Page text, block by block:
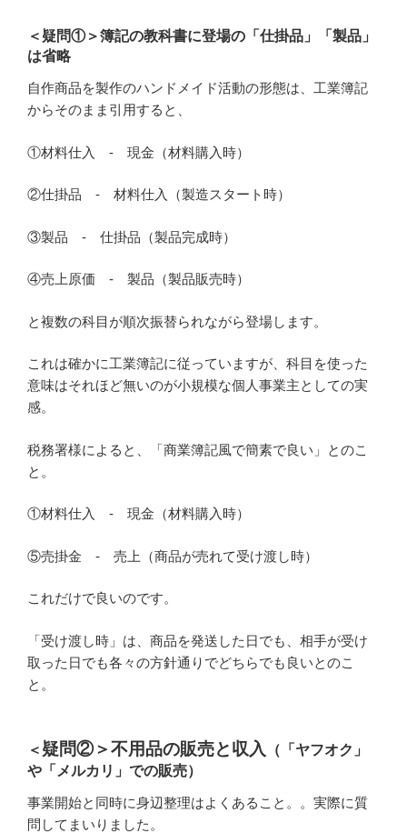
＜疑問①＞簿記の教科書に登場の「仕掛品」「製品」
は省略
自作商品を製作のハンドメイド活動の形態は、工業簿記
からそのまま引用すると、
①材料仕入 - 現金（材料購入時）
②仕掛品 - 材料仕入（製造スタート時）
③製品 - 仕掛品（製品完成時）
④売上原価 - 製品（製品販売時）
と複数の科目が順次振替られながら登場します。
これは確かに工業簿記に従っていますが、科目を使った
意味はそれほど無いのが小規模な個人事業主としての実
感。
税務署様によると、「商業簿記風で簡素で良い」とのこ
と。
①材料仕入 - 現金（材料購入時）
⑤売掛金 - 売上（商品が売れて受け渡し時）
これだけで良いのです。
「受け渡し時」は、商品を発送した日でも、相手が受け
取った日でも各々の方針通りでどちらでも良いとのこ
と。
＜ 疑問②＞不用品の販売と収入
（「ヤフオク」
や「メルカリ」での販売）
事業開始と同時に身辺整理はよくあること。。実際に質
問してまいりました。